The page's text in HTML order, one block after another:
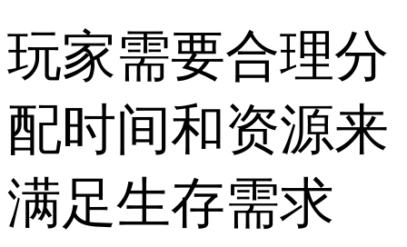
玩家需要合理分
配时间和资源来
满足生存需求